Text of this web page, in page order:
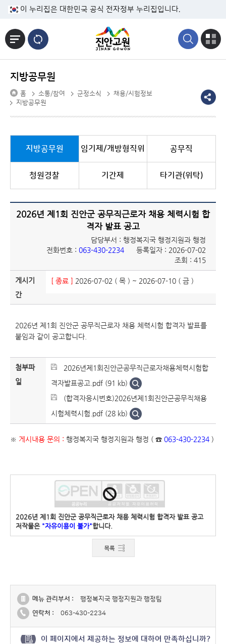
본문바로가기
이 누리집은 대한민국 공식 전자정부 누리집입니다.
지방공무원
홈 소통/참여 군정소식
채용/시험정보
지방공무원
지방공무원 임기제/개방형직위 공무직
청원경찰 기간제 타기관(위탁)
2026년 제1회 진안군 공무직근로자 채용 체력시험 합
격자 발표 공고
담당부서 : 행정복지국 행정지원과 행정
전화번호 : 063-430-2234
등록일자 : 2026-07-02
조회 : 415
게시기
간
[ 종료 ] 2026-07-02 ( 목 ) ~ 2026-07-10 ( 금 )
2026년 제1회 진안군 공무직근로자 채용 체력시험 합격자 발표를
붙임과 같이 공고합니다.
첨부파
일
2026년제1회진안군공무직근로자채용체력시험합
격자발표공고.pdf (91 kb)
(합격자응시번호)2026년제1회진안군공무직채용
시험체력시험.pdf (28 kb)
※ 게시내용 문의 : 행정복지국 행정지원과 행정 ( ☎ 063-430-2234 )
2026년 제1회 진안군 공무직근로자 채용 체력시험 합격자 발표 공고
저작물은 "자유이용이 불가"합니다.
메뉴 관리부서 :
행정복지국 행정지원과 행정팀
연락처 :
063-430-2234
이 페이지에서 제공하는 정보에 대하여 만족하십니까?